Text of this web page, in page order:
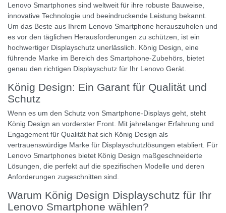
Lenovo Smartphones sind weltweit für ihre robuste Bauweise,
innovative Technologie und beeindruckende Leistung bekannt.
Um das Beste aus Ihrem Lenovo Smartphone herauszuholen und
es vor den täglichen Herausforderungen zu schützen, ist ein
hochwertiger Displayschutz unerlässlich. König Design, eine
führende Marke im Bereich des Smartphone-Zubehörs, bietet
genau den richtigen Displayschutz für Ihr Lenovo Gerät.
König Design: Ein Garant für Qualität und
Schutz
Wenn es um den Schutz von Smartphone-Displays geht, steht
König Design an vorderster Front. Mit jahrelanger Erfahrung und
Engagement für Qualität hat sich König Design als
vertrauenswürdige Marke für Displayschutzlösungen etabliert. Für
Lenovo Smartphones bietet König Design maßgeschneiderte
Lösungen, die perfekt auf die spezifischen Modelle und deren
Anforderungen zugeschnitten sind.
Warum König Design Displayschutz für Ihr
Lenovo Smartphone wählen?